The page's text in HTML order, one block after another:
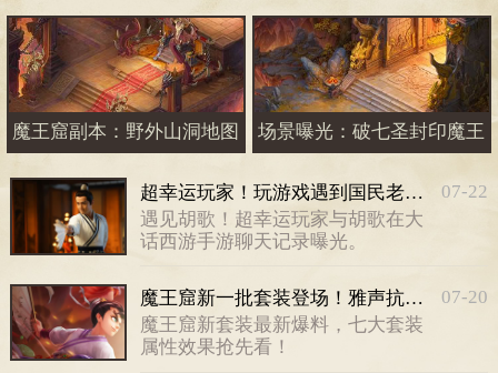
魔王窟副本：野外山洞地图 场景曝光：破七圣封印魔王
超幸运玩家！玩游戏遇到国民老公“胡歌”
遇见胡歌！超幸运玩家与胡歌在大
话西游手游聊天记录曝光。
07-22
魔王窟新一批套装登场！雅声抗套装来袭
魔王窟新套装最新爆料，七大套装
属性效果抢先看！
07-20